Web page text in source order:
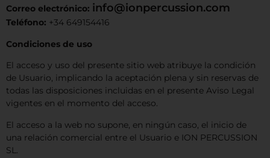
Correo electrónico: info@ionpercussion.com
Teléfono: +34 649154416
Condiciones de uso
El acceso y uso del presente sitio web atribuye la condición
de Usuario, implicando la aceptación plena y sin reservas de
todas las disposiciones incluidas en el presente Aviso Legal
vigentes en el momento del acceso.
El acceso a la web no supone, en ningún caso, el inicio de
una relación comercial entre el Usuario e ION PERCUSSION
SL.